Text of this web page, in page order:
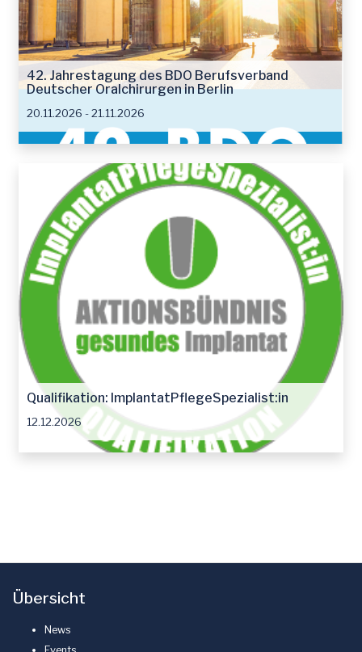
42. Jahrestagung des BDO Berufsverband
Deutscher Oralchirurgen in Berlin
20.11.2026 - 21.11.2026
Qualifikation: ImplantatPflegeSpezialist:in
12.12.2026
Übersicht
News